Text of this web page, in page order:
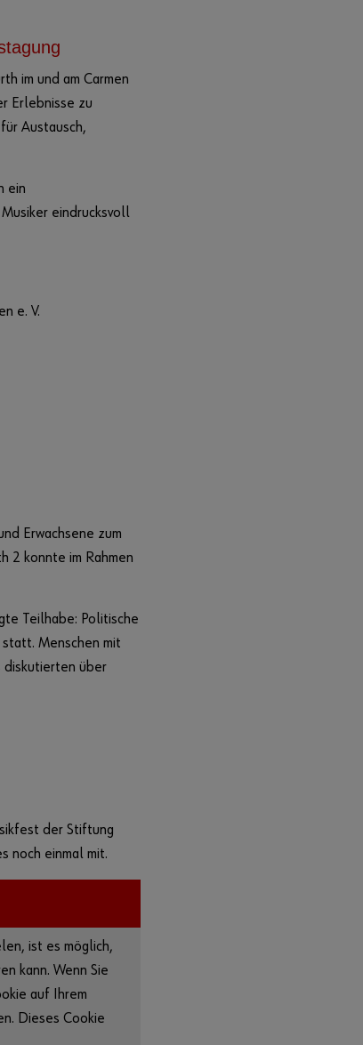
im und am Carmen
Erlebnisse zu
Austausch,
ein
eindrucksvoll
e. V.
Erwachsene zum
2 konnte im Rahmen
Teilhabe: Politische
Menschen mit
diskutierten über
der Stiftung
noch einmal mit.
ist es möglich,
kann. Wenn Sie
auf Ihrem
Dieses Cookie